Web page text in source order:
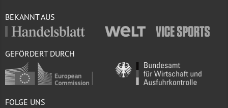
BEKANNT AUS
GEFÖRDERT DURCH
FOLGE UNS